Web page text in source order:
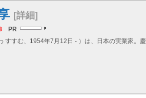
[詳細]
PR
すすむ、1954年7月12日 - ）は、日本の実業家。慶